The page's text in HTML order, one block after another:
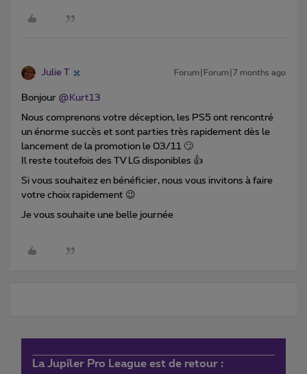
Julie T Forum|Forum|7 months ago
Bonjour ​ @Kurt13
Nous comprenons votre déception, les PS5 ont rencontré
un énorme succès et sont parties très rapidement dès le
lancement de la promotion le 03/11 🙄
Il reste toutefois des TV LG disponibles 👍
Si vous souhaitez en bénéficier, nous vous invitons à faire
votre choix rapidement 😉
Je vous souhaite une belle journée
La Jupiler Pro League est de retour :